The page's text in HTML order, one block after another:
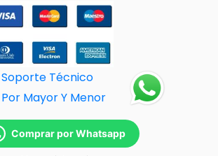
Técnico
Mayor Y Menor
Comprar por Whatsapp